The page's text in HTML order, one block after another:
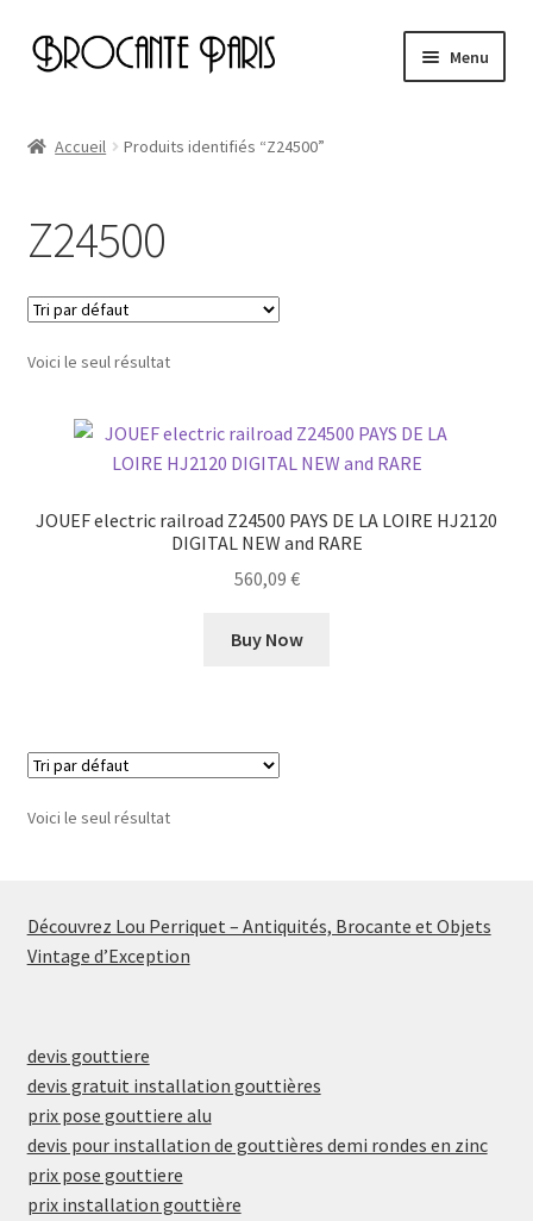
Aller
navigation
Aller
au
Menu
Checkout
My account
Page d’exemple
Accueil Produits identifiés “Z24500”
Z24500
Voici le seul résultat
JOUEF electric railroad Z24500 PAYS DE LA LOIRE HJ2120
DIGITAL NEW and RARE
560,09 €
Buy Now
Voici le seul résultat
Découvrez Lou Perriquet – Antiquités, Brocante et Objets
Vintage d’Exception
devis gouttiere
devis gratuit installation gouttières
prix pose gouttiere alu
devis pour installation de gouttières demi rondes en zinc
prix pose gouttiere
prix installation gouttière